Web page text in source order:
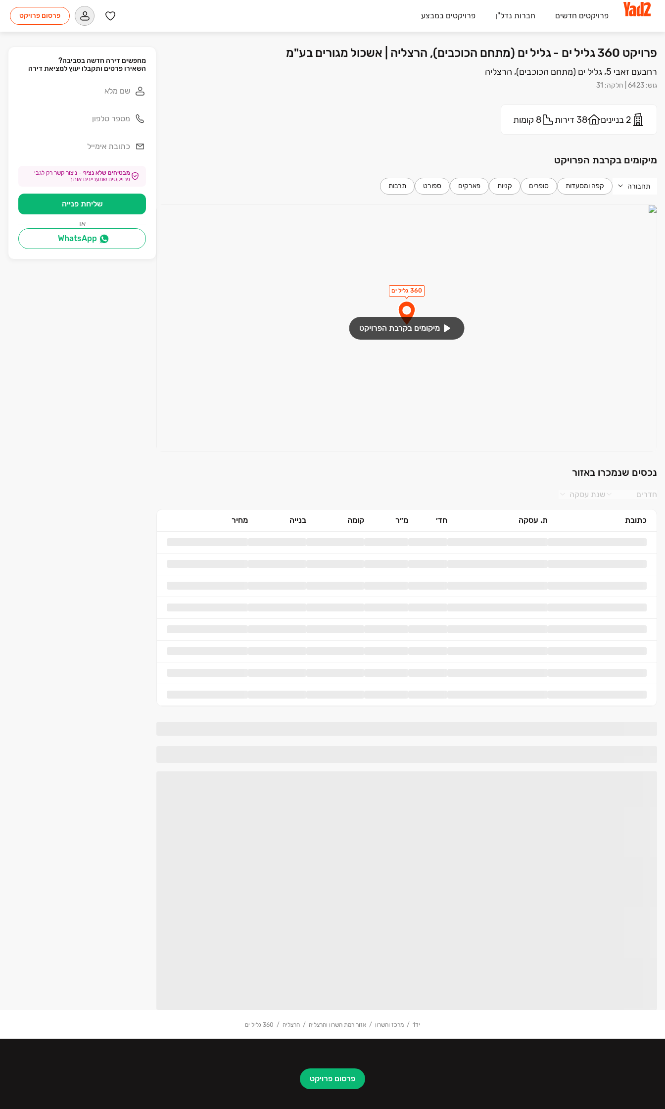
פרויקטים חדשים חברות נדל"ן פרויקטים במבצע פרסום פרויקט
פרויקט 360 גליל ים - גליל ים (מתחם הכוכבים), הרצליה | אשכול מגורים בע"מ
רחבעם זאבי 5, גליל ים (מתחם הכוכבים), הרצליה
גוש:
6423 חלקה:
31
2 בניינים 38 דירות 8 קומות
מיקומים בקרבת הפרויקט
תחבורה קפה ומסעדות סופרים קניות פארקים ספורט תרבות
360 גליל ים
מיקומים בקרבת הפרויקט
נכסים שנמכרו באזור
חדרים שנת עסקה
כתובת ת. עסקה חד׳ מ״ר קומה בנייה מחיר
השאירו פרטים ותקבלו יעוץ למציאת דירה
מבטיחים שלא נציף - ניצור קשר רק לגבי
פרויקטים שמעניינים אותך
שליחת פנייה
או
WhatsApp
יד1 מרכז והשרון אזור רמת השרון והרצליה הרצליה 360 גליל ים
פרסום פרויקט